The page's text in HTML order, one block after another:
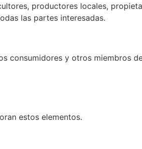
productores locales,
las partes interesadas.
consumidores y otros miembros
estos elementos.